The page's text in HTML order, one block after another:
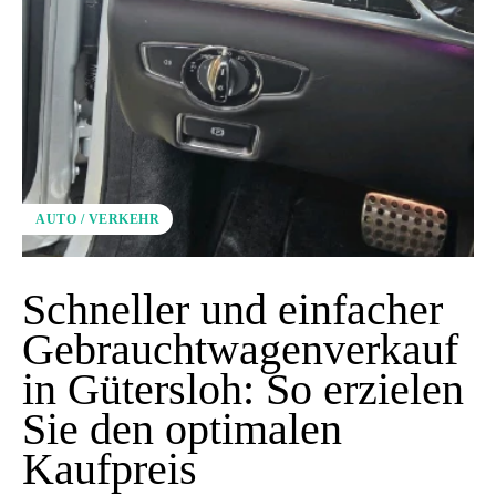
AUTO / VERKEHR
Schneller und einfacher
Gebrauchtwagenverkauf
in Gütersloh: So erzielen
Sie den optimalen
Kaufpreis